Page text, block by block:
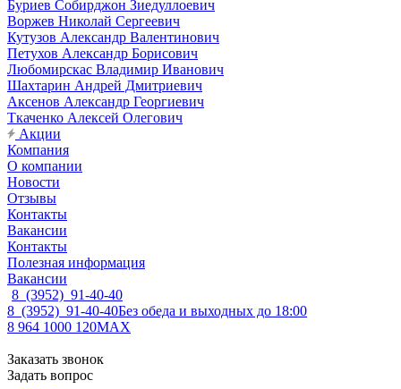
Буриев Собирджон Зиедуллоевич
Воржев Николай Сергеевич
Кутузов Александр Валентинович
Петухов Александр Борисович
Любомирскас Владимир Иванович
Шахтарин Андрей Дмитриевич
Аксенов Александр Георгиевич
Ткаченко Алексей Олегович
Акции
Компания
О компании
Новости
Отзывы
Контакты
Вакансии
Контакты
Полезная информация
Вакансии
8 (3952) 91-40-40
8 (3952) 91-40-40Без обеда и выходных до 18:00
8 964 1000 120MAX
Заказать звонок
Задать вопрос